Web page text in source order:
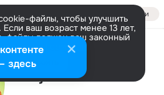
Войти
файлы, чтобы улучшить
ваш возраст менее 13 лет,
файлы должен ваш законный
Больше информации
Настроить
Исполнитель
Ranjeet Raina
здесь